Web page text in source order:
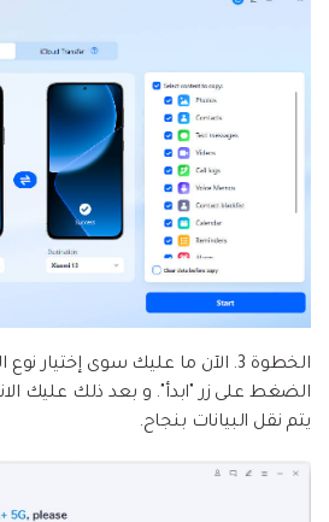
الخطوة 3.
الآن ما عليك سوى إختيار نوع
الضغط على زر "ابدأ". و بعد ذلك عليك
يتم نقل البيانات بنجاح.